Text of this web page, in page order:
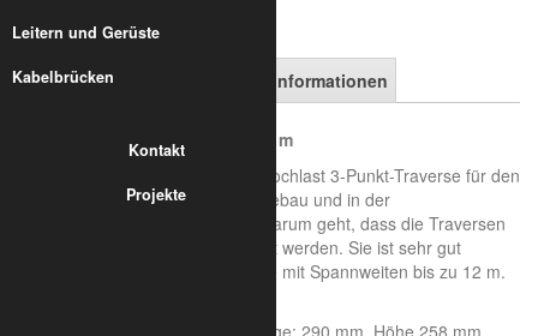
Leitern und Gerüste
Kabelbrücken
Kontakt
Projekte
Artikelbeschreibung Versandinformationen
ALUMETRIC F33 P - Länge 1,50 m
Die ALUMETRIC F33 P ist eine Hochlast 3-Punkt-Traverse für den
anspruchsvollen Einsatz im Messebau und in der
Veranstaltungstechnik, wenn es darum geht, dass die Traversen
einer hohen Belastung ausgesetzt werden. Sie ist sehr gut
geeignet für mittlere Messestände mit Spannweiten bis zu 12 m.
Achsmaß: 240 mm, Seitenlänge: 290 mm, Höhe 258 mm